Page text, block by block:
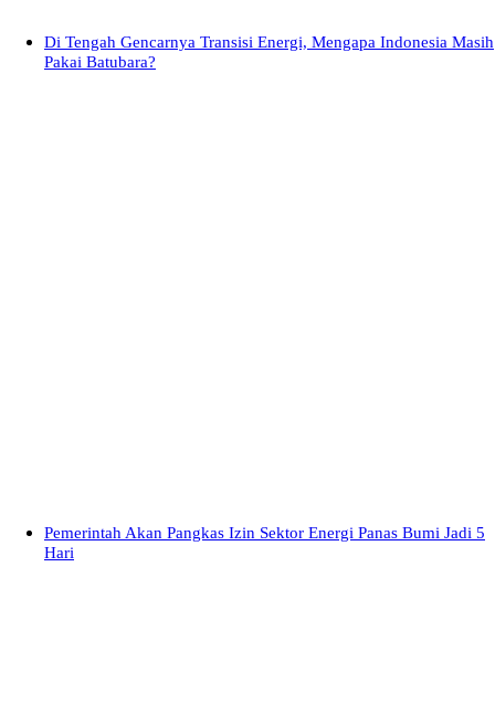
Di Tengah Gencarnya Transisi Energi, Mengapa Indonesia Masih
Pakai Batubara?
Pemerintah Akan Pangkas Izin Sektor Energi Panas Bumi Jadi 5
Hari